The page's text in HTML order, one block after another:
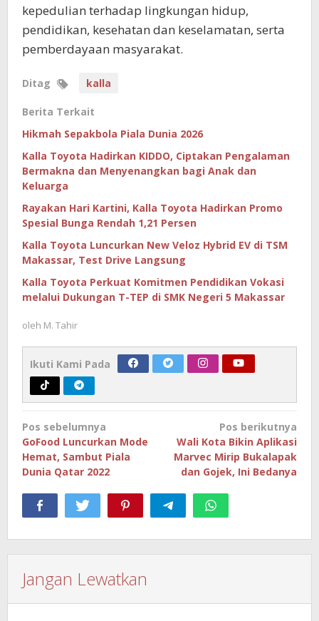
kepedulian terhadap lingkungan hidup,
pendidikan, kesehatan dan keselamatan, serta
pemberdayaan masyarakat.
Ditag kalla
Berita Terkait
Hikmah Sepakbola Piala Dunia 2026
Kalla Toyota Hadirkan KIDDO, Ciptakan Pengalaman
Bermakna dan Menyenangkan bagi Anak dan
Keluarga
Rayakan Hari Kartini, Kalla Toyota Hadirkan Promo
Spesial Bunga Rendah 1,21 Persen
Kalla Toyota Luncurkan New Veloz Hybrid EV di TSM
Makassar, Test Drive Langsung
Kalla Toyota Perkuat Komitmen Pendidikan Vokasi
melalui Dukungan T-TEP di SMK Negeri 5 Makassar
oleh M. Tahir
Ikuti Kami Pada
Navigasi
pos
Pos sebelumnya
GoFood Luncurkan Mode
Hemat, Sambut Piala
Dunia Qatar 2022
Pos berikutnya
Wali Kota Bikin Aplikasi
Marvec Mirip Bukalapak
dan Gojek, Ini Bedanya
Jangan Lewatkan